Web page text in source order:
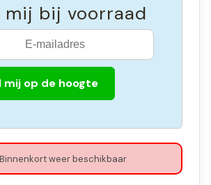
mij bij voorraad
mij op de hoogte
Binnenkort weer beschikbaar